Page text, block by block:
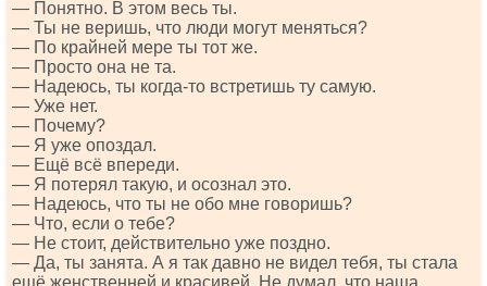
— Понятно. В этом весь ты.
— Ты не веришь, что люди могут меняться?
— По крайней мере ты тот же.
— Просто она не та.
— Надеюсь, ты когда-то встретишь ту самую.
— Уже нет.
— Почему?
— Я уже опоздал.
— Ещё всё впереди.
— Я потерял такую, и осознал это.
— Надеюсь, что ты не обо мне говоришь?
— Что, если о тебе?
— Не стоит, действительно уже поздно.
— Да, ты занята. А я так давно не видел тебя, ты стала
ещё женственней и красивей. Не думал, что наша